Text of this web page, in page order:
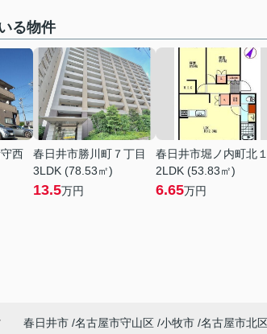
る物件
西
春日井市勝川町７丁目
3LDK (78.53㎡)
13.5万円
春日井市堀ノ内町北
2LDK (53.83㎡)
6.65万円
春日井市 名古屋市守山区 小牧市 名古屋市北